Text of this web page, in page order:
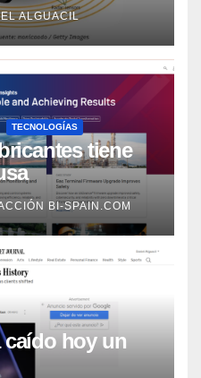
ALGUACIL
TECNOLOGÍAS
tiene
Rockwell
BI-SPAIN.COM
caído hoy un